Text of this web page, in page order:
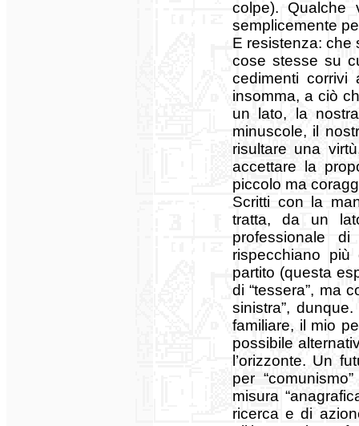
colpe). Qualche
semplicemente
E resistenza: che
cose stesse su
cedimenti corrivi
insomma, a ciò
un lato, la
minuscole, il
risultare una
accettare la
piccolo ma
Scritti con la
tratta, da un
professionale
rispecchiano
partito (questa
di “tessera”, ma
sinistra”,
familiare, il mio
possibile
l’orizzonte. Un
per
misura
ricerca e di